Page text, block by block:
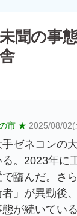
聞の事
市 ★ 2025/08/
ゼネコンの
る。2023年に
で臨んだ。さ
者」が異動後
が続いている